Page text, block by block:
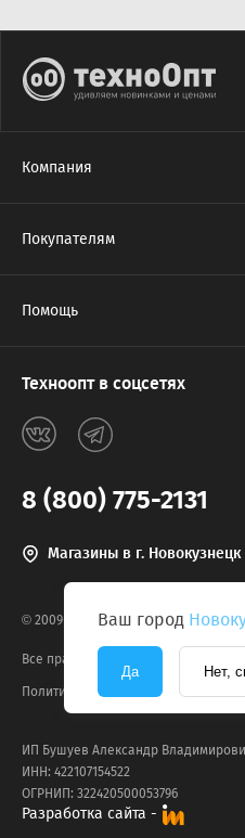
Ваш город
Да Нет,
Компания
Покупателям
Помощь
Техноопт в соцсетях
8 (800) 775-2131
Магазины в г. Новокузнецк
© 2009-2026, техноОпт
Все права защищены
Политика конфиденциальности
ИП Бушуев Александр
ИНН: 422107154522
ОГРНИП: 322420500053796
Разработка сайта -